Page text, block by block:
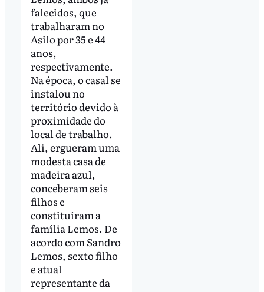
falecidos, que
trabalharam no
Asilo por 35 e 44
anos,
respectivamente.
Na época, o casal se
instalou no
território devido à
proximidade do
local de trabalho.
Ali, ergueram uma
modesta casa de
madeira azul,
conceberam seis
filhos e
constituíram a
família Lemos. De
acordo com Sandro
Lemos, sexto filho
e atual
representante da